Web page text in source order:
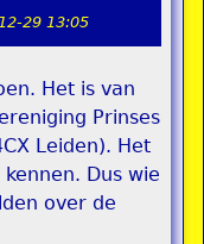
29 13:05
Het is van
Prinses
Leiden). Het
Dus wie
over de